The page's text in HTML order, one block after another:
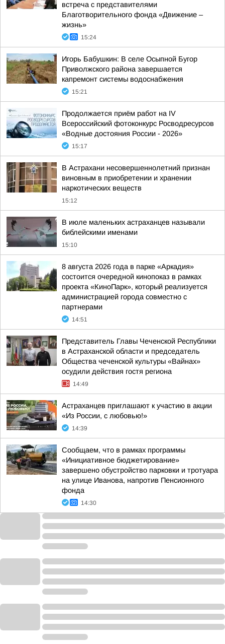
встреча с представителями
Благотворительного фонда «Движение –
жизнь»
15:24
Игорь Бабушкин: В селе Осыпной Бугор
Приволжского района завершается
капремонт системы водоснабжения
15:21
Продолжается приём работ на IV
Всероссийский фотоконкурс Росводресурсов
«Водные достояния России - 2026»
15:17
В Астрахани несовершеннолетний признан
виновным в приобретении и хранении
наркотических веществ
15:12
В июле маленьких астраханцев называли
библейскими именами
15:10
8 августа 2026 года в парке «Аркадия»
состоится очередной кинопоказ в рамках
проекта «КиноПарк», который реализуется
администрацией города совместно с
партнерами
14:51
Представитель Главы Чеченской Республики
в Астраханской области и председатель
Общества чеченской культуры «Вайнах»
осудили действия гостя региона
14:49
Астраханцев приглашают к участию в акции
«Из России, с любовью!»
14:39
Сообщаем, что в рамках программы
«Инициативное бюджетирование»
завершено обустройство парковки и тротуара
на улице Иванова, напротив Пенсионного
фонда
14:30